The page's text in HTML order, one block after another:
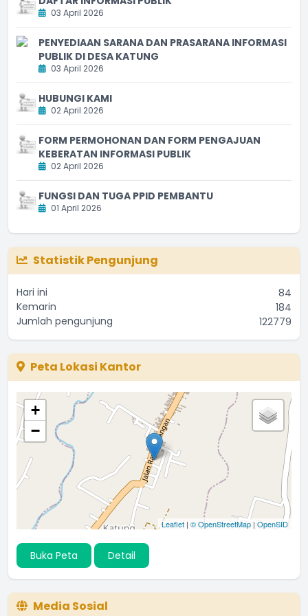
03 April 2026
PENYEDIAAN SARANA DAN PRASARANA INFORMASI
PUBLIK DI DESA KATUNG
03 April 2026
HUBUNGI KAMI
02 April 2026
FORM PERMOHONAN DAN FORM PENGAJUAN
KEBERATAN INFORMASI PUBLIK
02 April 2026
FUNGSI DAN TUGA PPID PEMBANTU
01 April 2026
Statistik Pengunjung
Hari ini
84
Kemarin
184
Jumlah pengunjung
122779
Peta Lokasi Kantor
+
−
Leaflet | © OpenStreetMap | OpenSID
Buka Peta Detail
Media Sosial